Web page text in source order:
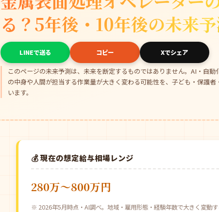
る？5年後・10年後の未来
LINEで送る コピー Xでシェア
このページの未来予測は、未来を断定するものではありません。AI・自
の中身や人間が担当する作業量が大きく変わる可能性を、子ども・保護
います。
💰 現在の想定給与相場レンジ
280万〜800万円
※ 2026年5月時点・AI調べ。地域・雇用形態・経験年数で大きく変動す